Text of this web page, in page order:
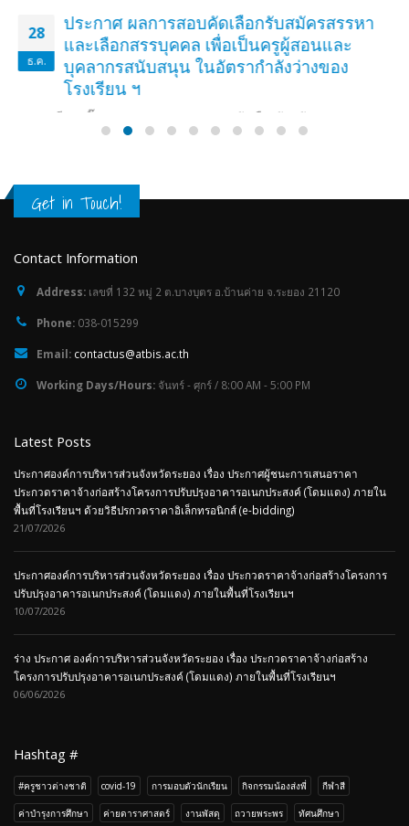
28
ธ.ค.
ประกาศ ผลการสอบคัดเลือกรับสมัครสรรหา
และเลือกสรรบุคคล เพื่อเป็นครูผู้สอนและ
บุคลากรสนับสนุน ในอัตรากำลังว่างของ
โรงเรียน ฯ
รายละเอียดคลิ๊ก >>>> ประกาศผลการสอบคัดเลือกรับสมัครสรรหาและ
เลือกสรรบุคคล เพื่อเป็นครูผู้สอนและบุคลากรสนับสนุน ในอัตรากำลังว่าง
Get in Touch!
Contact Information
Address: เลขที่ 132 หมู่ 2 ต.บางบุตร อ.บ้านค่าย จ.ระยอง 21120
Phone:038-015299
Latest Posts
พื้นที่โรงเรียนฯ ด้วยวิธีปรกวดราคาอิเล็กทรอนิกส์ (e-bidding)
21/07/2026
ปรับปรุงอาคารอเนกประสงค์ (โดมแดง) ภายในพื้นที่โรงเรียนฯ
10/07/2026
06/06/2026
Hashtag #